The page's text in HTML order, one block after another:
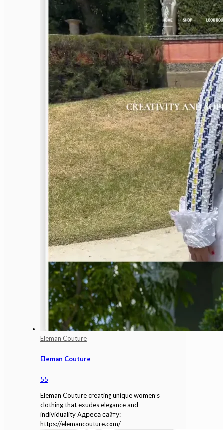
Eleman Couture
Eleman Couture
55
Eleman Couture creating unique women’s
clothing that exudes elegance and
individuality Адреса сайту:
https://elemancouture.com/